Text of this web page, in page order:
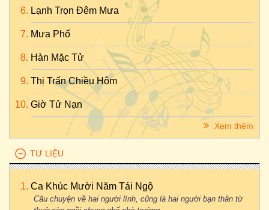
Lạnh Trọn Đêm Mưa
Mưa Phố
Hàn Mặc Tử
Thị Trấn Chiều Hôm
Giờ Tử Nạn
Xem thêm
TƯ LIỆU
Ca Khúc Mười Năm Tái Ngộ
Câu chuyện về hai người lính, cũng là hai người bạn thân từ